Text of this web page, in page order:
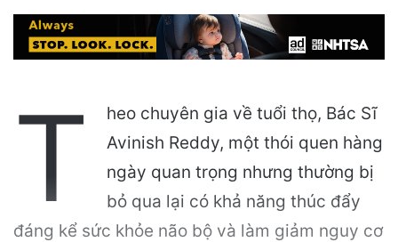
T
heo chuyên gia về tuổi thọ, Bác Sĩ
Avinish Reddy, một thói quen hàng
ngày quan trọng nhưng thường bị
bỏ qua lại có khả năng thúc đẩy
đáng kể sức khỏe não bộ và làm giảm nguy cơ